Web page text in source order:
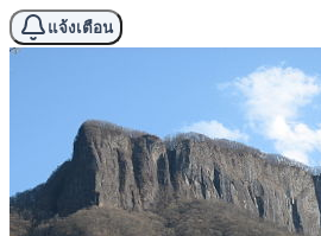
แจ้งเตือน